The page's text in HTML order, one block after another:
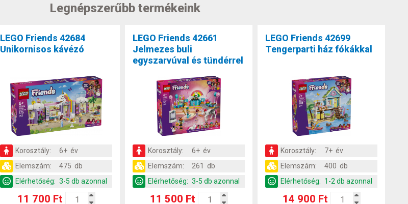
Legnépszerűbb termékeink
LEGO Friends 42684
Unikornisos kávézó
Korosztály:
6+ év
Elemszám:
475 db
Elérhetőség: 3-5 db azonnal
11 700 Ft
LEGO Friends 42661
Jelmezes buli
egyszarvúval és tündérrel
Korosztály:
6+ év
Elemszám:
261 db
Elérhetőség: 3-5 db azonnal
11 500 Ft
LEGO Friends 42699
Tengerparti ház fókákkal
Korosztály:
7+ év
Elemszám:
400 db
Elérhetőség: 1-2 db azonnal
14 900 Ft